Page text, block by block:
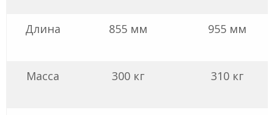
Длина 855 мм 955 мм
Масса 300 кг 310 кг